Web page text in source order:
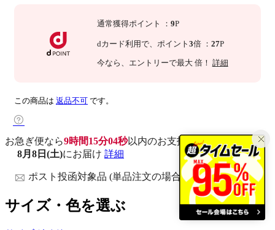
通常獲得ポイント ： 9P
dカード利用で、 ポイント 3倍 ： 27P
今なら 、エントリーで最大 倍！ 詳細
この商品は 返品不可 です。
お急ぎ便なら9時間15分04秒以内のお支払いで
8月8日(土)にお届け 詳細
ポスト投函対象品 (単品注文の場合)
サイズ・色を選ぶ